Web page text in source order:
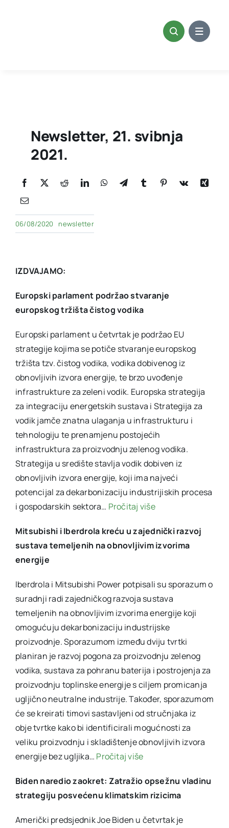
Newsletter, 21. svibnja
2021.
06/08/2020 newsletter
IZDVAJAMO:
Europski parlament podržao stvaranje
europskog tržišta čistog vodika
Europski parlament u četvrtak je podržao EU
strategije kojima se potiče stvaranje europskog
tržišta tzv. čistog vodika, vodika dobivenog iz
obnovljivih izvora energije, te brzo uvođenje
infrastrukture za zeleni vodik. Europska strategija
za integraciju energetskih sustava i Strategija za
vodik jamče znatna ulaganja u infrastrukturu i
tehnologiju te prenamjenu postojećih
infrastruktura za proizvodnju zelenog vodika.
Strategija u središte stavlja vodik dobiven iz
obnovljivih izvora energije, koji ima najveći
potencijal za dekarbonizaciju industrijiskih procesa
i gospodarskih sektora… Pročitaj više
Mitsubishi i Iberdrola kreću u zajednički razvoj
sustava temeljenih na obnovljivim izvorima
energije
Iberdrola i Mitsubishi Power potpisali su sporazum o
suradnji radi zajedničkog razvoja sustava
temeljenih na obnovljivim izvorima energije koji
omogućuju dekarbonizaciju industrijske
proizvodnje. Sporazumom između dviju tvrtki
planiran je razvoj pogona za proizvodnju zelenog
vodika, sustava za pohranu baterija i postrojenja za
proizvodnju toplinske energije s ciljem promicanja
ugljično neutralne industrije. Također, sporazumom
će se kreirati timovi sastavljeni od stručnjaka iz
obje tvrtke kako bi identificirali mogućnosti za
veliku proizvodnju i skladištenje obnovljivih izvora
energije bez ugljika… Pročitaj više
Biden naredio zaokret: Zatražio opsežnu vladinu
strategiju posvećenu klimatskim rizicima
Američki predsjednik Joe Biden u četvrtak je